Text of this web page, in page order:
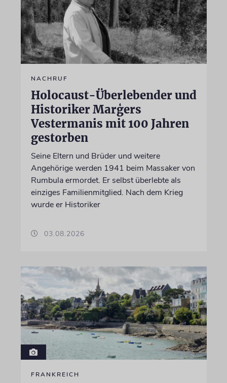
NACHRUF
Holocaust-Überlebender und
Historiker Marģers
Vestermanis mit 100 Jahren
gestorben
Seine Eltern und Brüder und weitere
Angehörige werden 1941 beim Massaker von
Rumbula ermordet. Er selbst überlebte als
einziges Familienmitglied. Nach dem Krieg
wurde er Historiker
03.08.2026
FRANKREICH